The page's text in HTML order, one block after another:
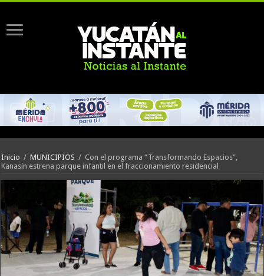
Inicio / MUNICIPIOS / Con el programa “Transformando Espacios”,
Kanasín estrena parque infantil en el fraccionamiento residencial